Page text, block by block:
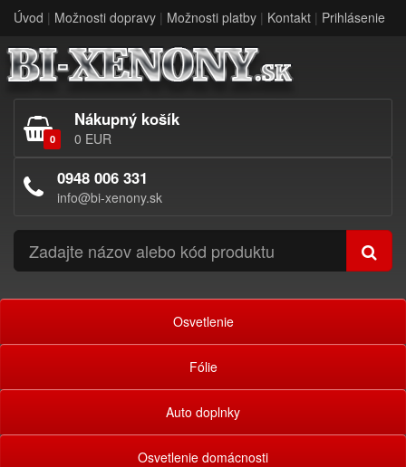
Úvod | Možnosti dopravy | Možnosti platby | Kontakt | Prihlásenie
0
Nákupný košík
0 EUR
0948 006 331
info@bi-xenony.sk
Osvetlenie
Fólie
Auto doplnky
Osvetlenie domácnosti